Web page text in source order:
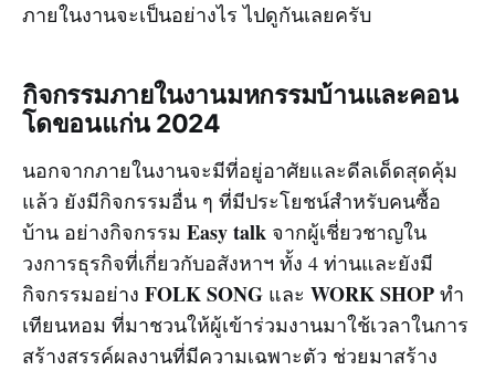
ภายในงานจะเป็นอย่างไร ไปดูกันเลยครับ
กิจกรรมภายในงานมหกรรมบ้านและคอน
โดขอนแก่น 2024
นอกจากภายในงานจะมีที่อยู่อาศัยและดีลเด็ดสุดคุ้ม
แล้ว ยังมีกิจกรรมอื่น ๆ ที่มีประโยชน์สำหรับคนซื้อ
บ้าน อย่างกิจกรรม Easy talk จากผู้เชี่ยวชาญใน
วงการธุรกิจที่เกี่ยวกับอสังหาฯ ทั้ง 4 ท่านและยังมี
กิจกรรมอย่าง FOLK SONG และ WORK SHOP ทำ
เทียนหอม ที่มาชวนให้ผู้เข้าร่วมงานมาใช้เวลาในการ
สร้างสรรค์ผลงานที่มีความเฉพาะตัว ช่วยมาสร้าง